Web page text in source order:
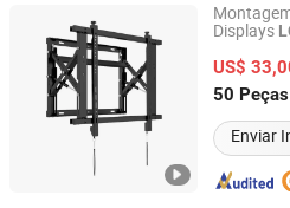
Displays
US$
50 Peças
Enviar
Peacemounts Electronics Co.,
Jiangsu, China